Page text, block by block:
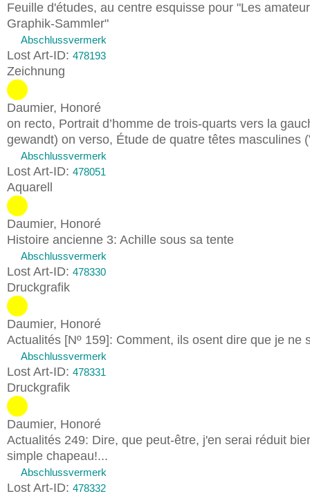
Feuille d'études, au centre esquisse pour "Les
Graphik-Sammler"
Abschlussvermerk
Lost Art-ID: 478193
Zeichnung
Daumier, Honoré
on recto, Portrait d’homme de trois-quarts vers la
gewandt) on verso, Étude de quatre têtes masculines
Abschlussvermerk
Lost Art-ID: 478051
Aquarell
Daumier, Honoré
Histoire ancienne 3: Achille sous sa tente
Abschlussvermerk
Lost Art-ID: 478330
Druckgrafik
Daumier, Honoré
Actualités [Nº 159]: Comment, ils osent dire que je ne
Abschlussvermerk
Lost Art-ID: 478331
Druckgrafik
Daumier, Honoré
Actualités 249: Dire, que peut-être, j'en serai réduit
simple chapeau!...
Abschlussvermerk
Lost Art-ID: 478332